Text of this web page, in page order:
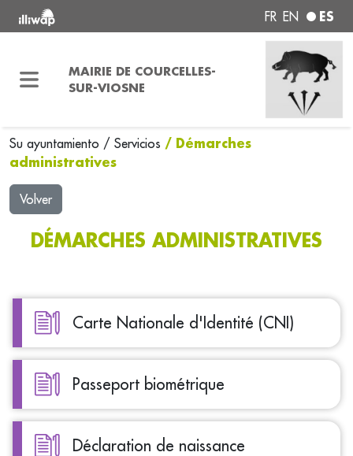
FR EN ES
MAIRIE DE COURCELLES-
SUR-VIOSNE
Su ayuntamiento / Servicios / Démarches
administratives
Volver
DÉMARCHES ADMINISTRATIVES
Carte Nationale d'Identité (CNI)
Passeport biométrique
Déclaration de naissance